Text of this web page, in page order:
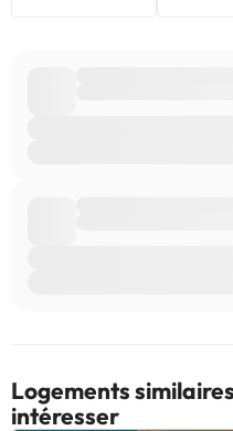
Logements
intéresser